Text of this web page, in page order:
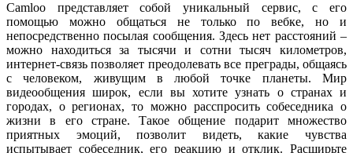
Camloo представляет собой уникальный сервис, с его
помощью можно общаться не только по вебке, но и
непосредственно посылая сообщения. Здесь нет расстояний –
можно находиться за тысячи и сотни тысяч километров,
интернет-связь позволяет преодолевать все преграды, общаясь
с человеком, живущим в любой точке планеты. Мир
видеообщения широк, если вы хотите узнать о странах и
городах, о регионах, то можно расспросить собеседника о
жизни в его стране. Такое общение подарит множество
приятных эмоций, позволит видеть, какие чувства
испытывает собеседник, его реакцию и отклик. Расширьте